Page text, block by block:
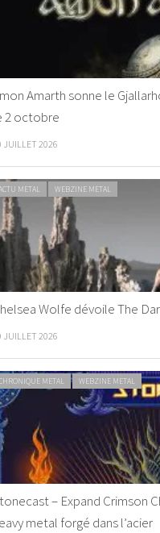
Amarth sonne le
2 octobre
JUILLET 2026
METAL WEBZINE METAL
Wolfe dévoile The
JUILLET 2026
METAL WEBZINE METAL
– Expand Crimson
metal forgé dans l’acier